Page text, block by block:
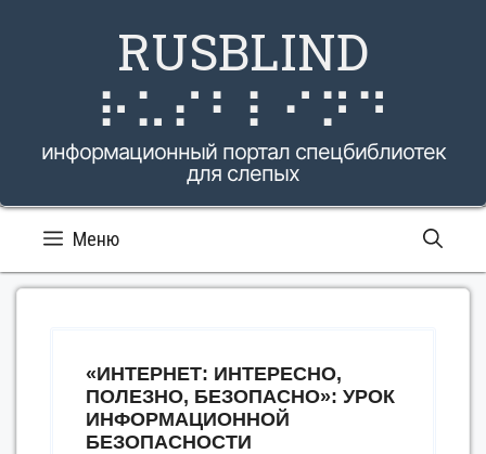
RUSBLIND
⠗⠥⠎⠃⠇⠊⠝⠙
информационный портал спецбиблиотек
для слепых
Меню
«ИНТЕРНЕТ: ИНТЕРЕСНО,
ПОЛЕЗНО, БЕЗОПАСНО»: УРОК
ИНФОРМАЦИОННОЙ
БЕЗОПАСНОСТИ